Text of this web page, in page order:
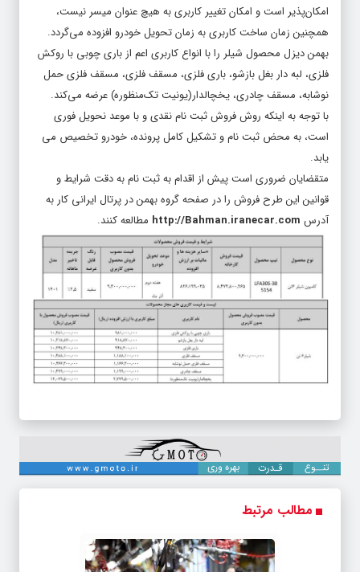
امکان‌پذیر است و امکان تغییر کاربری به هیچ عنوان میسر نیست،
همچنین زمان ساخت کاربری به زمان تحویل خودرو افزوده می‌گردد.
بهمن دیزل محصول شیلر را با انواع کاربری اعم از باری چوبی با روکش
فلزی، لبه دار بغل بازشو، باری فلزی، مسقف فلزی، مسقف فلزی حمل
نوشابه، مسقف چادری، یخچالدار(یونیت تک‌منظوره) عرضه می‌کند.
با توجه به اینکه روش فروش ثبت نام نقدی و با موعد نحویل فوری
است، به محض ثبت نام و تشکیل کامل پرونده، خودرو تخصیص می
یابد.
متقضایان ضروری است پیش از اقدام به ثبت نام به دقت شرایط و
قوانین این طرح فروش را در صفحه گروه بهمن در پرتال ایرانی کار به
آدرس http://Bahman.iranecar.com مطالعه کنند.
مطالب مرتبط